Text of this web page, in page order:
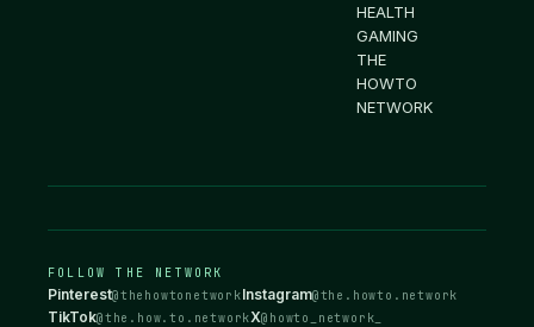
HEALTH
GAMING
THE
HOWTO
NETWORK
FOLLOW THE NETWORK
Pinterest@thehowtonetworkInstagram@the.howto.network
TikTok@the.how.to.networkX@howto_network_